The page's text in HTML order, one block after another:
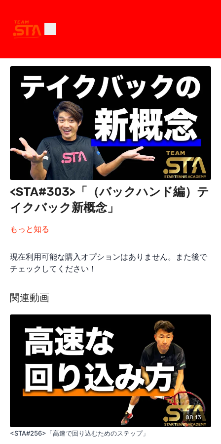
<STA#303>「（バックハンド編）テ
イクバック新概念」
もっと知る
現在利用可能な購入オプションはありません。また後で
チェックしてください！
関連動画
08:13
<STA#256>「高速で回り込むためのステップ」